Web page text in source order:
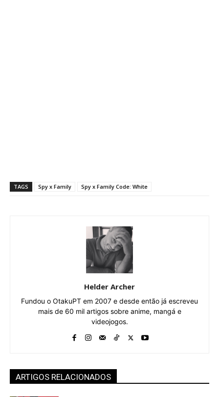
TAGS Spy x Family Spy x Family Code: White
Helder Archer
Fundou o OtakuPT em 2007 e desde então já escreveu
mais de 60 mil artigos sobre anime, mangá e
videojogos.
ARTIGOS RELACIONADOS